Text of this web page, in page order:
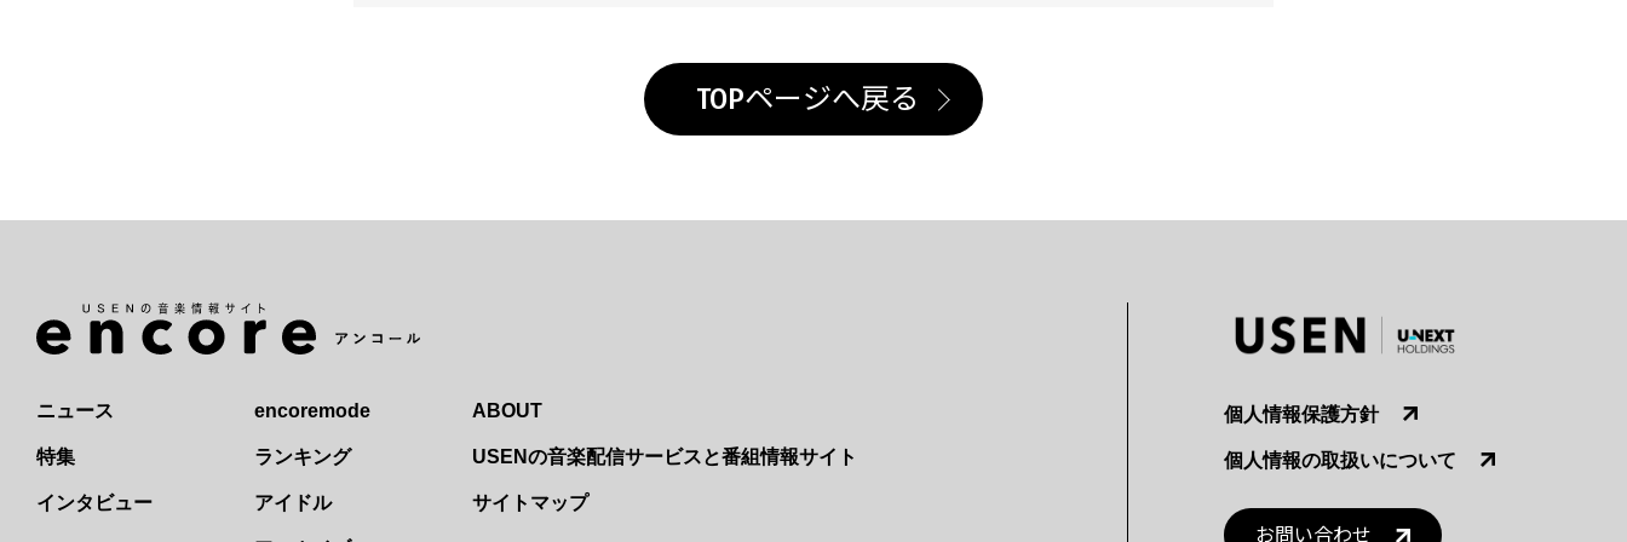
TOPページへ戻る
ニュース
特集
インタビュー
encoremode
ランキング
アイドル
ABOUT
USENの音楽配信サービスと番組情報サイト
サイトマップ
個人情報保護方針
個人情報の取扱いについて
お問い合わせ